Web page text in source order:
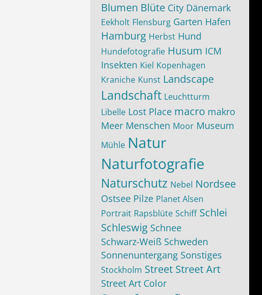
Blumen Blüte City Dänemark
Eekholt Flensburg Garten Hafen
Hamburg Herbst Hund
Hundefotografie Husum ICM
Insekten Kiel Kopenhagen
Kraniche Kunst Landscape
Landschaft Leuchtturm
Libelle Lost Place macro makro
Meer Menschen Moor Museum
Mühle Natur
Naturfotografie
Naturschutz Nebel Nordsee
Ostsee Pilze Planet Alsen
Portrait Rapsblüte Schiff Schlei
Schleswig Schnee
Schwarz-Weiß Schweden
Sonnenuntergang Sonstiges
Stockholm Street Street Art
Street Art Color